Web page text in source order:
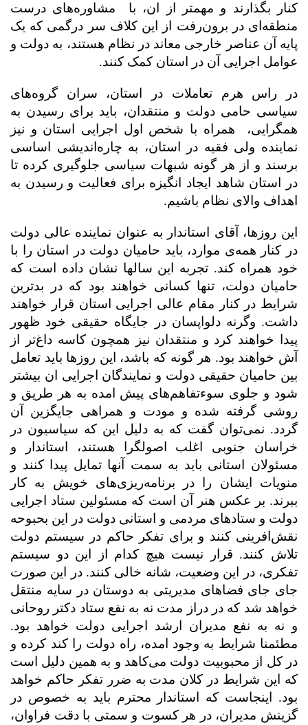
کنار بگذارند و مهمتر از ان، با
مشاوره‌های درست
منطقه‌ای در برون‌رفت از این کلاف سر درگمی که یک
پایه‌ آن عناصر خارجی معاند در نظام هستند، به دولت و
عوامل اجرایی آن در استان کمک کنند.
در راس هرم تعاملات در استان، سران گروه‌های
سیاسی حامی دولت و منتقدان، باید برای رسیدن به
همگرایی،
همراه با شخص اول اجرایی استان و نیز
نماینده ولی فقیه در استان، به چاره‌اندیشی اساسی
برسند و از هر گونه شبهات سیاسی جلوگیری کرده تا
در استان شاهد ایجاد انگیزه برای فعالیت و رسیدن به
اهداف والای نظام باشیم.
این روزها، آقای استاندار به عنوان نماینده عالی دولت
در کنار همه‌ی موارد، باید حامیان دولت در استان را با
خود همراه کند. تجربه این سالها نشان داده است که
حامیان دولت، تنها کسانی خواهند بود که در بدترین
شرایط در کنار مقام عالی اجرایی استان قرار خواهند
داشت. وگرنه دلواپسان در جایگاه حقیقی خود ظهور
پیدا خواهند کرد و منتقدان نیز همچون کاسه داغ‌تر از
آش خواهند بود. هر گونه که باشد، این روزها باید تعامل
بین حامیان حقیقی دولت و نمایندگان اجرایی ان بیشتر
شود و جلوی سوء‌تفاهم‌های پیش امده به هر طریق و
روشی گرفته شده و مودت و همراهی جایگزین آن
گردد. نمی‌توان گفت که به دلیل این که سیاسیون در
خراسان جنوبی اغلب اصولگرا هستند، استاندار و
مسئولان استانی باید به سمت آنها تمایل پیدا کنند و
منویات ایشان را در برنامه‌ریزی‌های خویش به کار
ببرند. بر عکس هنر آن است که مسئولین ستاد اجرایی
دولت و ستادهای مردمی و استانی دولت در این بحبوحه
نقش‌افرینی کنند و برای تفکر حاکم در سیستم دولت
تلاش کنند. قرار نیست هیچ کدام از این دو سیستم
تفکری، در این وضعیت، شانه خالی کنند. در این صورت
جای جای فضاهای مدیریتی به دوستان در سایه منتقل
خواهد شد که در دراز مدت نه به نفع ستاد دکتر روحانی
و نه به نفع مدیران ارشد اجرایی دولت خواهد بود.
مطئمنا شرایط به وجود امده، راه دولت را کند کرده و
در کل از محبوبیت دولت می‌کاهد و به همین دلیل است
که این شرایط در کلان مدت به ضرر تفکر حاکم خواهد
بود. اینجاست که استاندار محترم باید به خصوص در
گزینش مدیران،‌ در هر کسوت و سمتی با دقت فراوان،